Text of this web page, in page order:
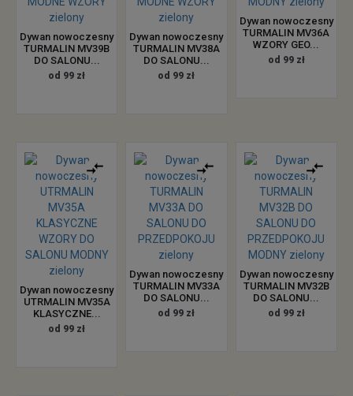
Dywan nowoczesny
TURMALIN MV39B
DO SALONU...
od 99 zł
Dywan nowoczesny
TURMALIN MV38A
DO SALONU...
od 99 zł
Dywan nowoczesny
TURMALIN MV36A
WZORY GEO...
od 99 zł
Dywan nowoczesny
UTRMALIN MV35A
KLASYCZNE...
od 99 zł
Dywan nowoczesny
TURMALIN MV33A
DO SALONU...
od 99 zł
Dywan nowoczesny
TURMALIN MV32B
DO SALONU...
od 99 zł